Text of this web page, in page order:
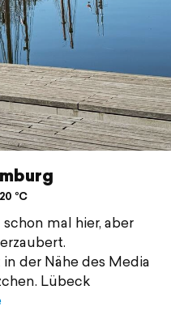
°C
mal hier, aber
der Nähe des Media
Lübeck